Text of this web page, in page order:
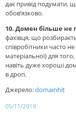
дає привід подумати,
обов’язково.
10. Домен більше не
фахівця, що
співробітники часто
матеріальної) для
навіть дуже хороші
в дроп.
Джерело:domainhit
05/11/2019